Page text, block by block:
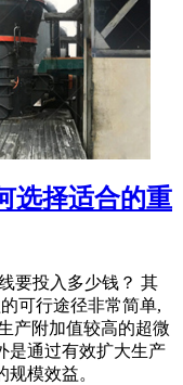
选择适合的重
要投入多少钱？ 其
可行途径非常简单,
产附加值较高的超微
是通过有效扩大生产
模效益。